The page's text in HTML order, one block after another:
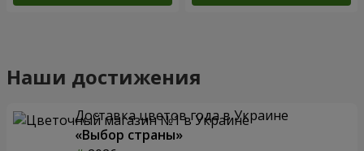
Наши достижения
Доставка цветов года в Украине
«Выбор страны»